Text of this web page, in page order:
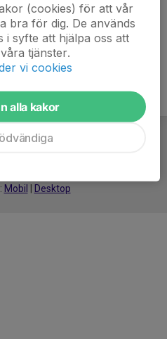
Mobil Desktop
(cookies) för att vår
bra för dig. De används
i syfte att hjälpa oss att
tjänster.
vi cookies
alla kakor